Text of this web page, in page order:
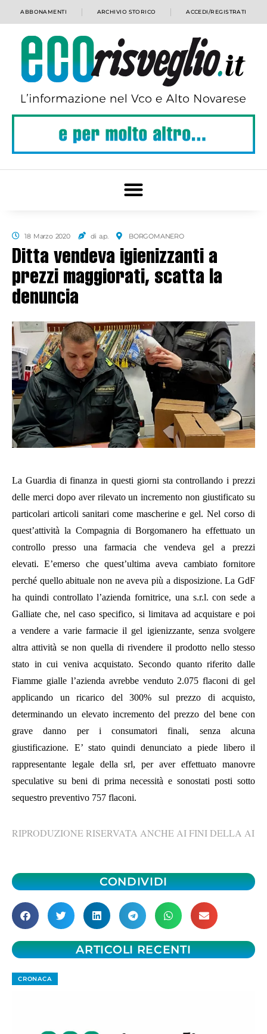
ABBONAMENTI ARCHIVIO STORICO ACCEDI/REGISTRATI
18 Marzo 2020 di a.p. BORGOMANERO
Ditta vendeva igienizzanti a
prezzi maggiorati, scatta la
denuncia
La Guardia di finanzain questi giorni sta controllando i prezzi
delle merci dopo aver rilevato un incremento non giustificato su
particolari articoli sanitari come mascherine e gel. Nel corso di
quest’attività la Compagnia di Borgomanero ha effettuato un
controllo presso una farmacia che vendeva gel a prezzi
elevati.E’emerso che quest’ultima aveva cambiato fornitore
perché quello abituale non ne aveva più a disposizione. La GdF
ha quindi controllato l’aziendafornitrice, una s.r.l. con sede a
Galliate che, nel caso specifico, si limitava ad acquistare e poi
avendere a varie farmacie il gel igienizzante, senza svolgere
altra attività se non quella di rivendere il prodotto nello stesso
stato in cui veniva acquistato. Secondo quanto riferito dalle
Fiamme gialle l’azienda avrebbe venduto 2.075 flaconi di gel
applicando un ricarico del 300% sul prezzo di acquisto,
determinando un elevato incremento del prezzo del bene con
grave danno per i consumatori finali, senza alcuna
giustificazione. E’ stato quindi denunciato a piede libero il
rappresentante legale della srl, per aver effettuato manovre
speculative su beni di prima necessitàe sonostati posti sotto
sequestro preventivo 757 flaconi.
RIPRODUZIONE RISERVATA ANCHE AI FINI DELLA AI
CONDIVIDI
ARTICOLI RECENTI
CRONACA